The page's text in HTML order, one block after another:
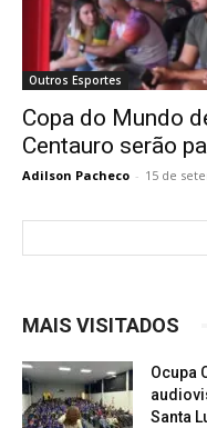
Outros Esportes
Copa do Mundo
Centauro serão
Adilson Pacheco - 15 de
MAIS VISITADOS
Ocupa
Santa